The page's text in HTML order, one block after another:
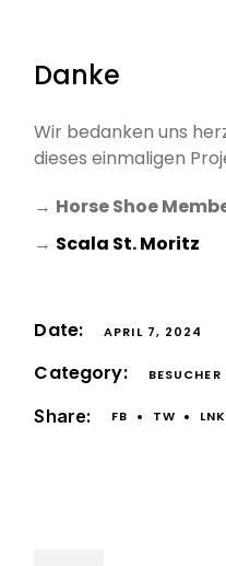
Danke
Wir bedanken uns
dieses einmaligen
→ Horse Shoe
→ Scala St. Moritz
Date: APRIL 7, 2024
Category: BESUCHER
Share: FB TW